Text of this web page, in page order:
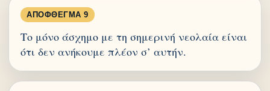
ΑΠΌΦΘΕΓΜΑ 9
Το μόνο άσχημο με τη σημερινή νεολαία είναι
ότι δεν ανήκουμε πλέον σ’ αυτήν.